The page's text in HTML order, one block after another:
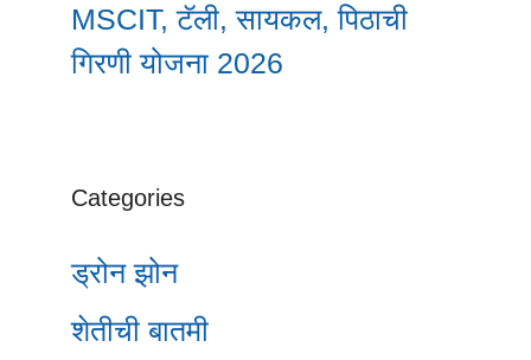
MSCIT, टॅली, सायकल, पिठाची
गिरणी योजना 2026
Categories
ड्रोन झोन
शेतीची बातमी